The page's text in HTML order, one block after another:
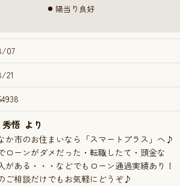
陽当り良好
07
21
悟 より
か市のお住まいなら「スマートプラス」へ♪
ローンがダメだった・転職したて・頭金な
がある・・・などでもローン通過実績あり！
ご相談だけでもお気軽にどうぞ♪